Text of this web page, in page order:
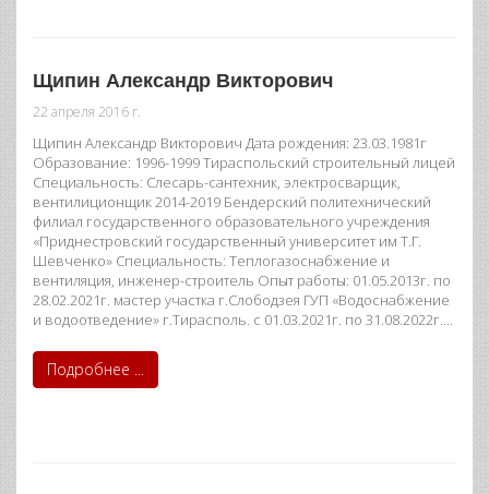
Щипин Александр Викторович
22 апреля 2016 г.
Щипин Александр Викторович Дата рождения: 23.03.1981г
Образование: 1996-1999 Тираспольский строительный лицей
Специальность: Слесарь-сантехник, электросварщик,
вентилиционщик 2014-2019 Бендерский политехнический
филиал государственного образовательного учреждения
«Приднестровский государственный университет им Т.Г.
Шевченко» Специальность: Теплогазоснабжение и
вентиляция, инженер-строитель Опыт работы: 01.05.2013г. по
28.02.2021г. мастер участка г.Слободзея ГУП «Водоснабжение
и водоотведение» г.Тирасполь. с 01.03.2021г. по 31.08.2022г.…
Подробнее ...